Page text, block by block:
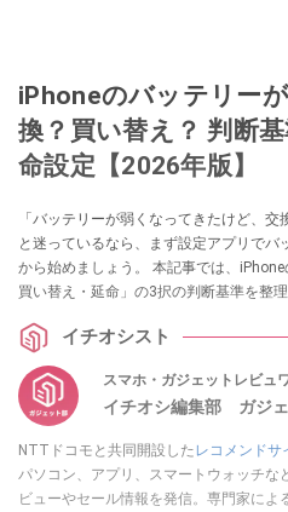
iPhoneのバッテリー
換？買い替え？ 判断
命設定【2026年版】
「バッテリーが弱くなってきたけど、交
と迷っているなら、まず設定アプリでバ
から始めましょう。 本記事では、
買い替え・延命」の3択の判断基準を整
確認してみてください。
イチオシスト
スマホ・ガジェットレビュ
イチオシ編集部 ガジ
NTTドコモと共同開設した レコメンドサ
パソコン、アプリ、スマートウォッチな
ビューやセール情報を発信。専門家に